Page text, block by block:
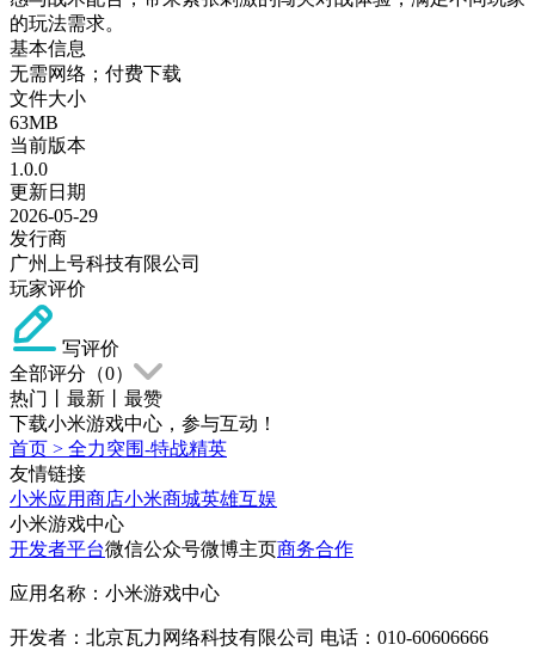
的玩法需求。
基本信息
无需网络；付费下载
文件大小
63MB
当前版本
1.0.0
更新日期
2026-05-29
发行商
广州上号科技有限公司
玩家评价
写评价
全部评分（0）
热门
最新
最赞
下载小米游戏中心，参与互动！
首页 > 全力突围-特战精英
友情链接
小米应用商店小米商城英雄互娱
小米游戏中心
开发者平台微信公众号微博主页商务合作
应用名称：小米游戏中心
开发者：北京瓦力网络科技有限公司 电话：010-60606666